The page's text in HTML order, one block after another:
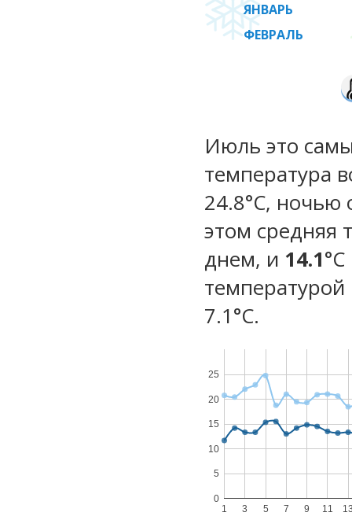
ЯНВАРЬ
ФЕВРАЛЬ
Июль это
температура
24.8°C, ночью
этом средняя
днем, и 14.1
температурой
7.1°С.
1 3 5 7 9 11
0
5
10
15
20
25